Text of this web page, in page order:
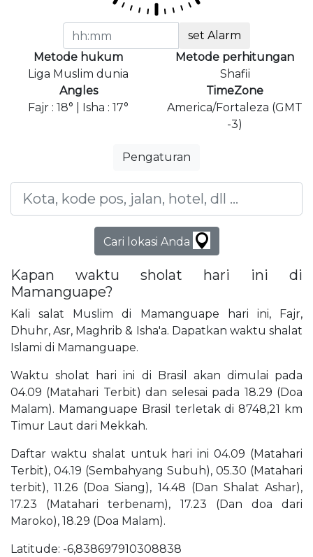
set Alarm
Metode hukum
Liga Muslim dunia
Metode perhitungan
Shafii
Angles
Fajr : 18° | Isha : 17°
TimeZone
America/Fortaleza (GMT
-3)
Pengaturan
Cari lokasi Anda
Kapan waktu sholat hari ini di
Mamanguape?
Kali salat Muslim di Mamanguape hari ini, Fajr,
Dhuhr, Asr, Maghrib & Isha'a. Dapatkan waktu shalat
Islami di Mamanguape.
Waktu sholat hari ini di Brasil akan dimulai pada
04.09 (Matahari Terbit) dan selesai pada 18.29 (Doa
Malam). Mamanguape Brasil terletak di 8748,21 km
Timur Laut dari Mekkah.
Daftar waktu shalat untuk hari ini 04.09 (Matahari
Terbit), 04.19 (Sembahyang Subuh), 05.30 (Matahari
terbit), 11.26 (Doa Siang), 14.48 (Dan Shalat Ashar),
17.23 (Matahari terbenam), 17.23 (Dan doa dari
Maroko), 18.29 (Doa Malam).
Latitude: -6,838697910308838